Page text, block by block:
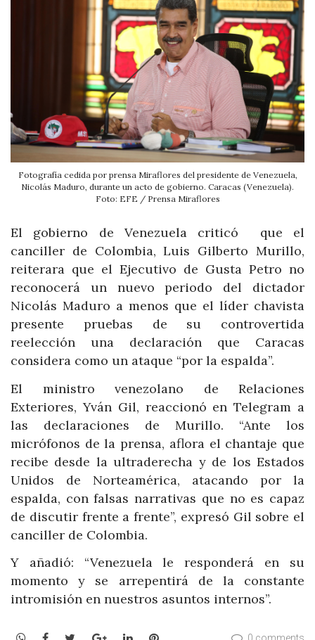
Fotografía cedida por prensa Miraflores del presidente de Venezuela,
Nicolás Maduro, durante un acto de gobierno. Caracas (Venezuela).
Foto: EFE / Prensa Miraflores
El gobierno de Venezuela criticó que el
canciller de Colombia, Luis Gilberto Murillo,
reiterara que el Ejecutivo de Gusta Petro no
reconocerá un nuevo periodo del dictador
Nicolás Maduro a menos que el líder chavista
presente pruebas de su controvertida
reelección una declaración que Caracas
considera como un ataque “por la espalda”.
El ministro venezolano de Relaciones
Exteriores, Yván Gil, reaccionó en Telegram a
las declaraciones de Murillo. “Ante los
micrófonos de la prensa, aflora el chantaje que
recibe desde la ultraderecha y de los Estados
Unidos de Norteamérica, atacando por la
espalda, con falsas narrativas que no es capaz
de discutir frente a frente”, expresó Gil sobre el
canciller de Colombia.
Y añadió: “Venezuela le responderá en su
momento y se arrepentirá de la constante
intromisión en nuestros asuntos internos”.
WhatsApp
Facebook
TwitterGoogle+LinkedInPinterest 0 comments